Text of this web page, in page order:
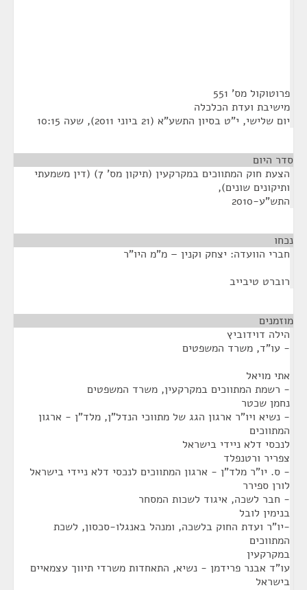
פרוטוקול מס' 551
מישיבת ועדת הכלכלה
יום שלישי, י"ט בסיון התשע"א (21 ביוני 2011), שעה 10:15
סדר היום
הצעת חוק המתווכים במקרקעין (תיקון מס' 7) (דין משמעתי
ותיקונים שונים),
התש"ע-2010
נכחו
חברי הוועדה: יצחק וקנין – מ"מ היו"ר
רוברט טיבייב
מוזמנים
הילה דוידוביץ
- עו"ד, משרד המשפטים
אתי מויאל
- רשמת המתווכים במקרקעין, משרד המשפטים
נחמן שכטר
- נשיא ויו"ר ארגון הגג של מתווכי הנדל"ן, מלד"ן - ארגון
המתווכים
לנכסי דלא ניידי בישראל
צפריר ורטנפלד
- ס. יו"ר מלד"ן - ארגון המתווכים לנכסי דלא ניידי בישראל
לורן ספירר
- חבר לשכה, איגוד לשכות המסחר
בנימין לובל
-יו"ר ועדת החוק בלשכה, ומנהל באנגלו-סכסון, לשכת
המתווכים
במקרקעין
עו"ד אבנר פרידמן - נשיא, התאחדות משרדי תיווך עצמאיים
בישראל